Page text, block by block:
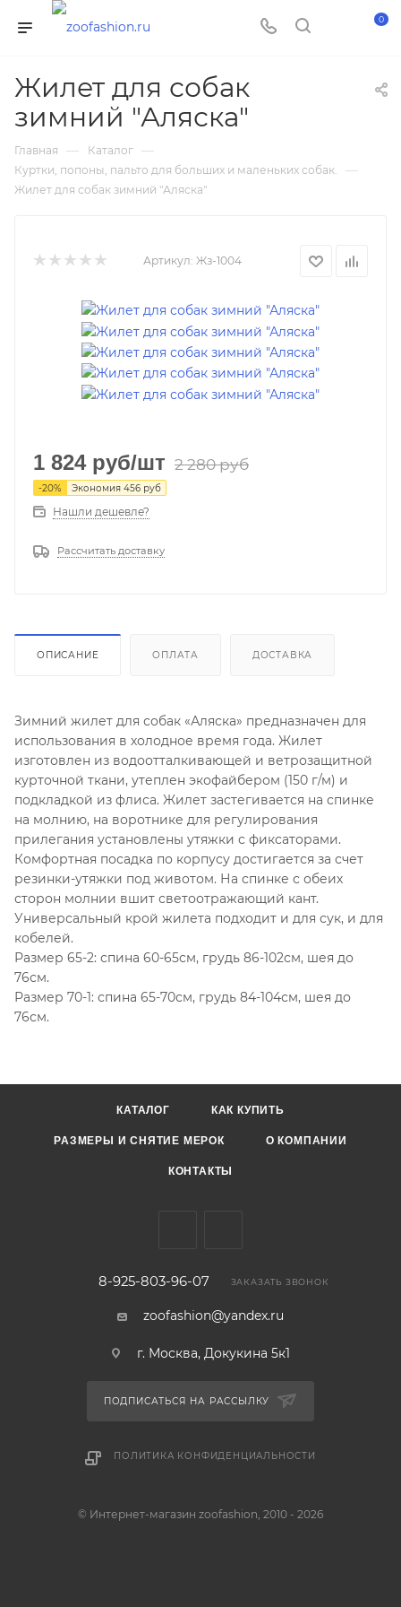
0
Жилет для собак
зимний "Аляска"
Главная — Каталог —
Куртки, попоны, пальто для больших и маленьких собак. —
Жилет для собак зимний "Аляска"
Артикул: Жз-1004
1 824руб/шт 2 280руб
-20% Экономия 456 руб
Нашли дешевле?
Рассчитать доставку
ОПИСАНИЕ ОПЛАТА ДОСТАВКА
Зимний жилет для собак «Аляска» предназначен для
использования в холодное время года. Жилет
изготовлен из водоотталкивающей и ветрозащитной
курточной ткани, утеплен экофайбером (150 г/м) и
подкладкой из флиса. Жилет застегивается на спинке
на молнию, на воротнике для регулирования
прилегания установлены утяжки с фиксаторами.
Комфортная посадка по корпусу достигается за счет
резинки-утяжки под животом. На спинке с обеих
сторон молнии вшит светоотражающий кант.
Универсальный крой жилета подходит и для сук, и для
кобелей.
Размер 65-2: спина 60-65см, грудь 86-102см, шея до
76см.
Размер 70-1: спина 65-70см, грудь 84-104см, шея до
76см.
КАТАЛОГ КАК КУПИТЬ
РАЗМЕРЫ И СНЯТИЕ МЕРОК О КОМПАНИИ
КОНТАКТЫ
8-925-803-96-07 ЗАКАЗАТЬ ЗВОНОК
zoofashion@yandex.ru
г. Москва, Докукина 5к1
ПОДПИСАТЬСЯ НА РАССЫЛКУ
ПОЛИТИКА КОНФИДЕНЦИАЛЬНОСТИ
© Интернет-магазин zoofashion, 2010 - 2026